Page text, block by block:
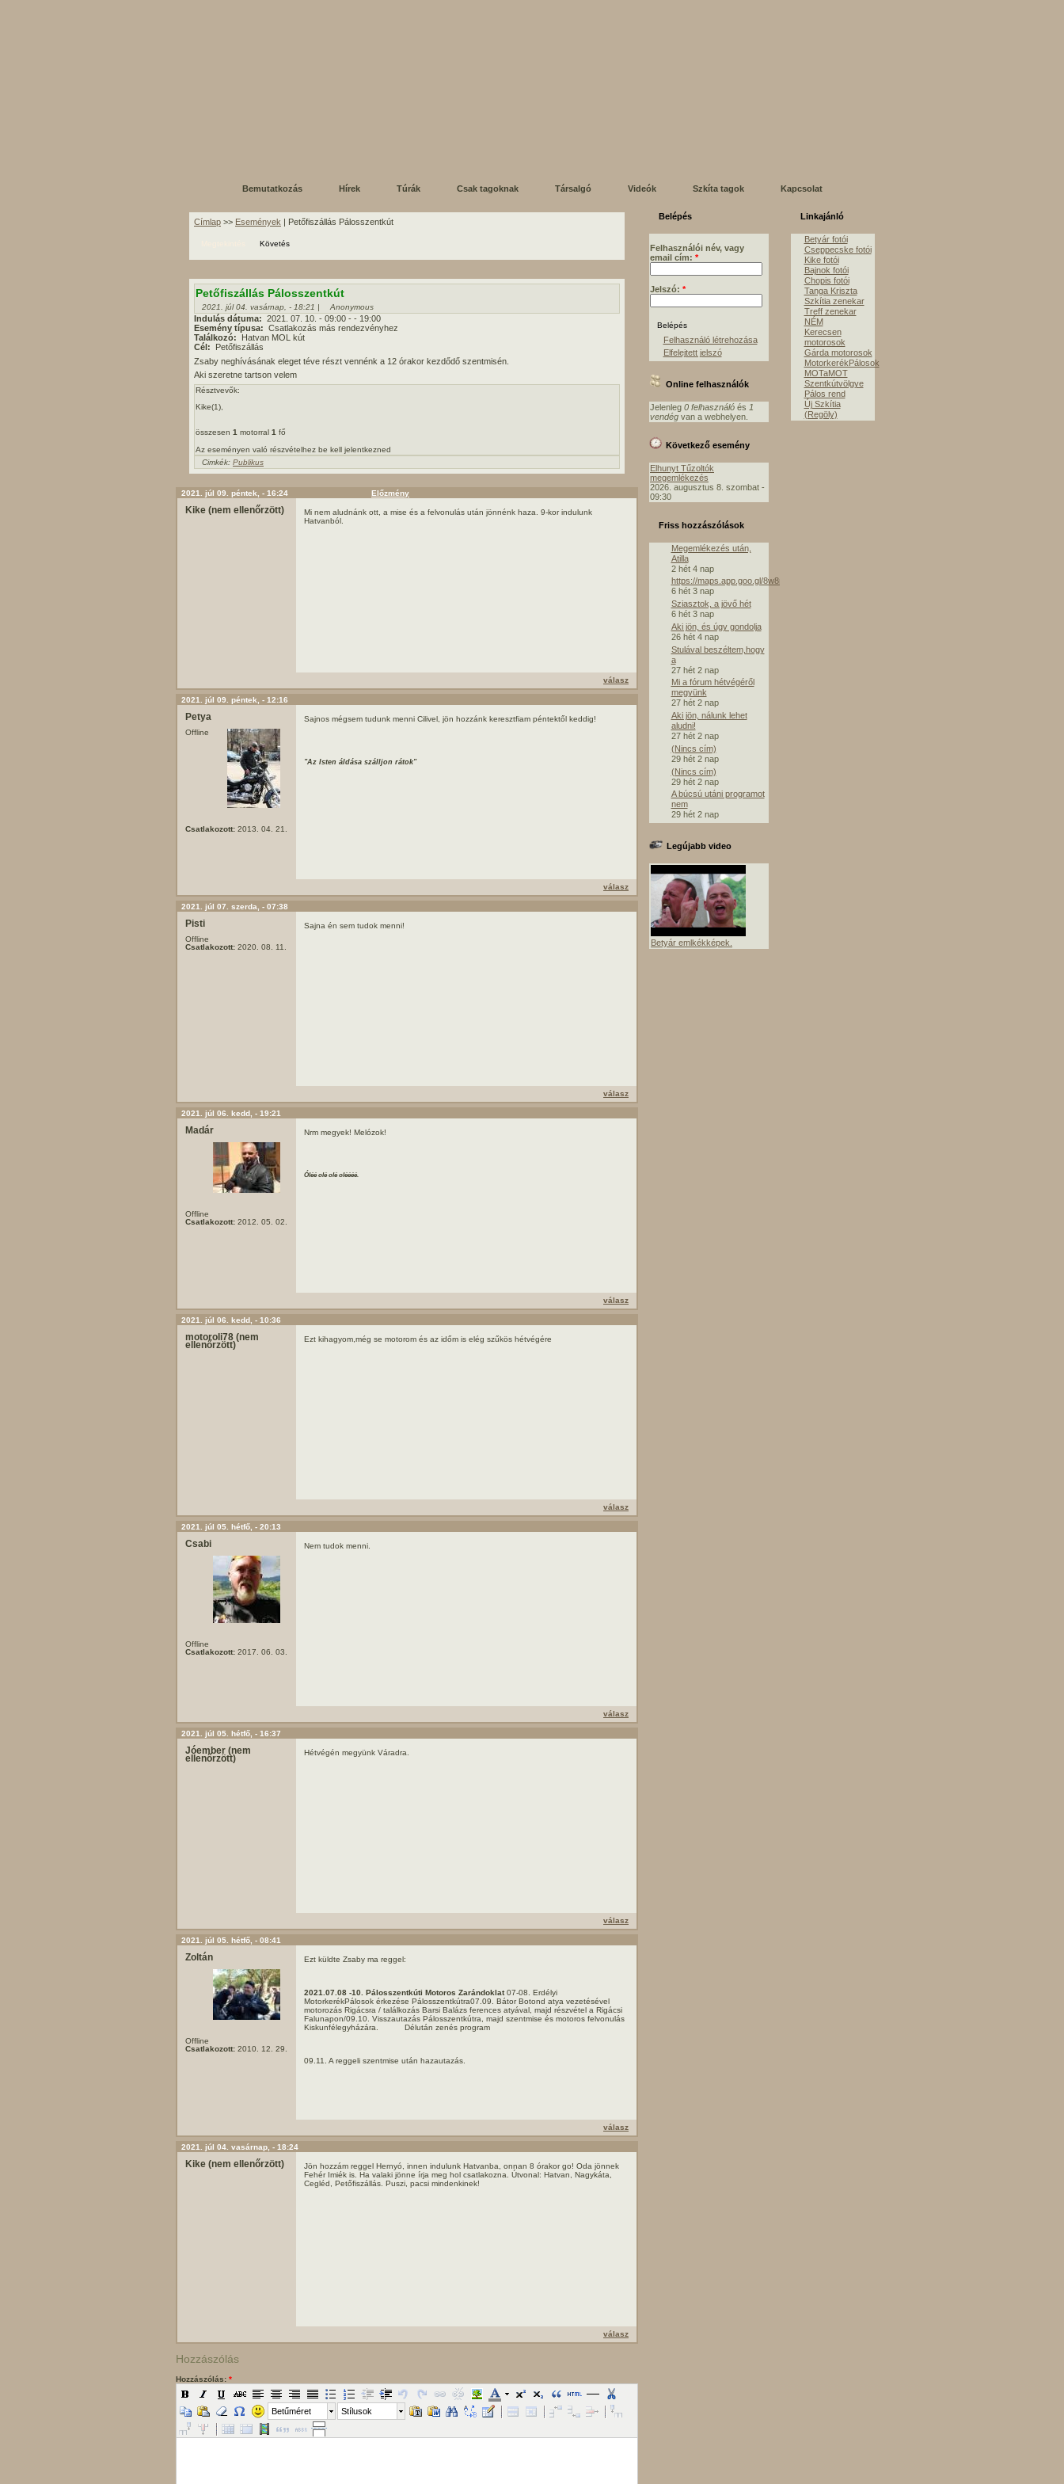
Bemutatkozás Hírek Túrák Csak tagoknak Társalgó Videók Szkíta tagok Kapcsolat
Címlap >> Események | Petőfiszállás Pálosszentkút
Követés
Petőfiszállás Pálosszentkút
2021. júl 04. vasárnap, - 18:21 | Anonymous
Indulás dátuma: 2021. 07. 10. - 09:00 - - 19:00
Esemény típusa: Csatlakozás más rendezvényhez
Találkozó:
Hatvan MOL kút
Cél:
Petőfiszállás
Zsaby neghívásának eleget téve részt vennénk a 12 órakor kezdődő szentmisén.
Aki szeretne tartson velem
Résztvevők:
Kike(1),
összesen 1 motorral 1 fő
Az eseményen való részvételhez be kell jelentkezned
Cimkék: Publikus
2021. júl 09. péntek, - 16:24 Előzmény
Kike (nem ellenőrzött)
Mi nem aludnánk ott, a mise és a felvonulás után jönnénk haza. 9-kor indulunk
Hatvanból.
válasz
2021. júl 09. péntek, - 12:16
Petya
Offline
Csatlakozott: 2013. 04. 21.
Sajnos mégsem tudunk menni Cilivel, jön hozzánk keresztfiam péntektől keddig!
"Az Isten áldása szálljon rátok"
válasz
2021. júl 07. szerda, - 07:38
Pisti
Offline
Csatlakozott: 2020. 08. 11.
Sajna én sem tudok menni!
válasz
2021. júl 06. kedd, - 19:21
Madár
Offline
Csatlakozott: 2012. 05. 02.
Nrm megyek! Melózok!
Óléé olé olé oléééé.
válasz
2021. júl 06. kedd, - 10:36
motoroli78 (nem
ellenőrzött)
Ezt kihagyom,még se motorom és az időm is elég szűkös hétvégére
válasz
2021. júl 05. hétfő, - 20:13
Csabi
Offline
Csatlakozott: 2017. 06. 03.
Nem tudok menni.
válasz
2021. júl 05. hétfő, - 16:37
Jóember (nem
ellenőrzött)
Hétvégén megyünk Váradra.
válasz
2021. júl 05. hétfő, - 08:41
Zoltán
Offline
Csatlakozott: 2010. 12. 29.
Ezt küldte Zsaby ma reggel:
2021.07.08 -10. Pálosszentkúti Motoros Zarándoklat07-08. Erdélyi
MotorkerékPálosok érkezése Pálosszentkútra07.09. Bátor Botond atya vezetésével
motorozás Rigácsra / találkozás Barsi Balázs ferences atyával, majd részvétel a Rigácsi
Falunapon/09.10. Visszautazás Pálosszentkútra, majd szentmise és motoros felvonulás
Kiskunfélegyházára. Délután zenés program
09.11. A reggeli szentmise után hazautazás.
válasz
2021. júl 04. vasárnap, - 18:24
Kike (nem ellenőrzött)
Jön hozzám reggel Hernyó, innen indulunk Hatvanba, onnan 8 órakor go! Oda jönnek
Fehér Imiék is. Ha valaki jönne írja meg hol csatlakozna. Útvonal: Hatvan, Nagykáta,
Cegléd, Petőfiszállás. Puszi, pacsi mindenkinek!
válasz
Hozzászólás
Hozzászólás: *
Betűméret Stílusok
Belépés
Felhasználói név, vagy
email cím: *
Jelszó: *
Felhasználó létrehozása
Elfelejtett jelszó
Online felhasználók
Jelenleg 0 felhasználó és 1
vendég van a webhelyen.
Következő esemény
Elhunyt Tűzoltók
megemlékezés
2026. augusztus 8. szombat -
09:30
Friss hozzászólások
Megemlékezés után,
Atilla
2 hét 4 nap
https://maps.app.goo.gl/8w8mE
6 hét 3 nap
Sziasztok, a jövő hét
6 hét 3 nap
Aki jön, és úgy gondolja
26 hét 4 nap
Stulával beszéltem,hogy
a
27 hét 2 nap
Mi a fórum hétvégéről
megyünk
27 hét 2 nap
Aki jön, nálunk lehet
aludni!
27 hét 2 nap
(Nincs cím)
29 hét 2 nap
(Nincs cím)
29 hét 2 nap
A búcsú utáni programot
nem
29 hét 2 nap
Legújabb video
Betyár emlkékképek.
Linkajánló
Betyár fotói
Cseppecske fotói
Kike fotói
Bajnok fotói
Chopis fotói
Tanga Kriszta
Szkítia zenekar
Treff zenekar
NÉM
Kerecsen
motorosok
Gárda motorosok
MotorkerékPálosok
MOTaMOT
Szentkútvölgye
Pálos rend
Új Szkítia
(Regöly)